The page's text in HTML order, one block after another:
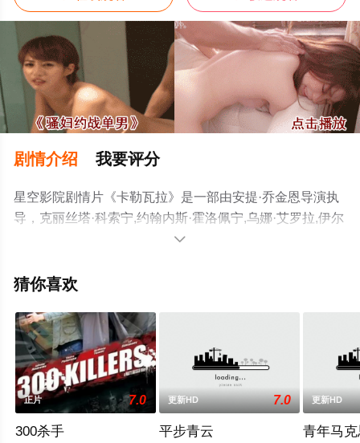
剧情介绍 我要评分
星空影院剧情片《卡勒瓦拉》是一部由安提·乔金恩导演执
导，克丽丝塔·科索宁,约翰内斯·霍洛佩宁,乌娜·艾罗拉,伊尔
卡·克伊瓦拉,伊诺·阿霍,扬内·许蒂埃宁,埃利亚斯·萨洛宁,奥
演绎的芬兰电影，大结局剧情已揭晓（1-1全集），更多高

猜你喜欢
正片 7.0
300杀手
更新HD 7.0
平步青云
更新HD
青年马